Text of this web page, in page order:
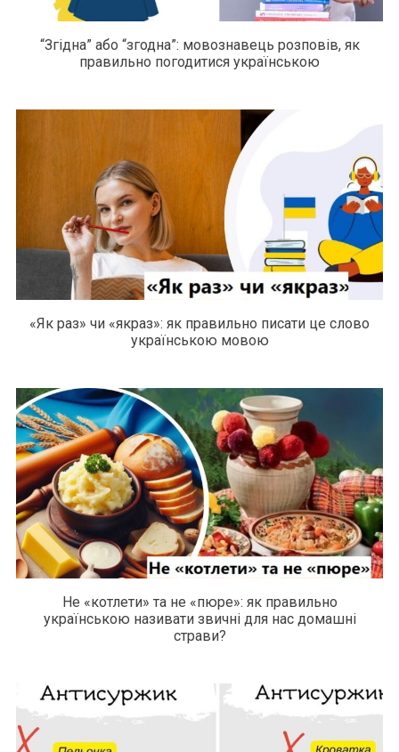
“Згідна” або “згодна”: мовознавець розповів, як
правильно погодитися українською
«Як раз» чи «якраз»: як правильно писати це слово
українською мовою
Не «котлети» та не «пюре»: як правильно
українською називати звичні для нас домашні
страви?